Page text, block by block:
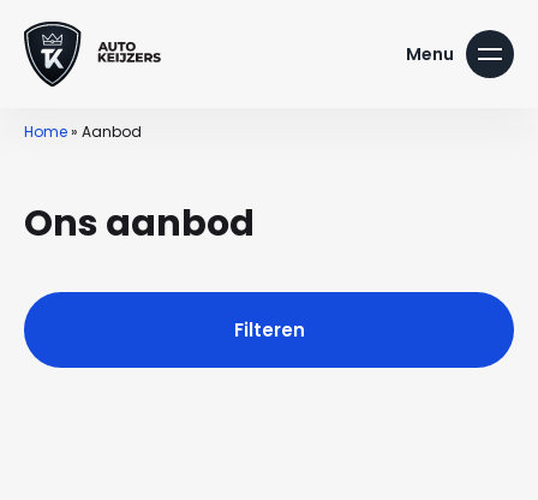
Home» Aanbod
Ons aanbod
Filteren